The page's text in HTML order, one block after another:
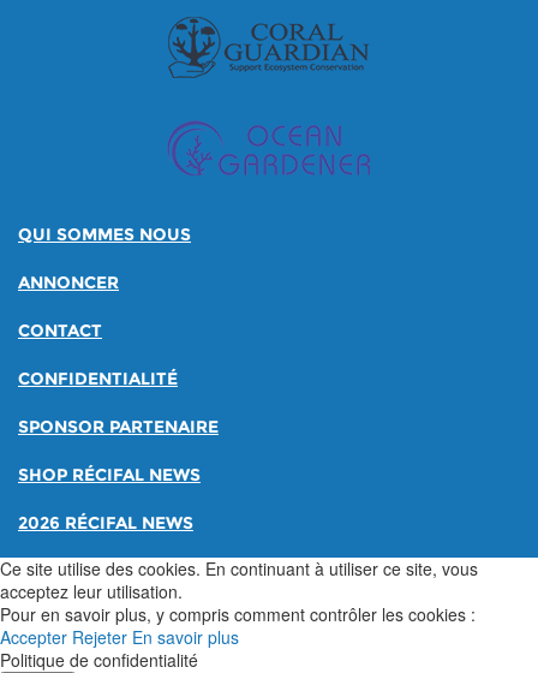
QUI SOMMES NOUS
ANNONCER
CONTACT
CONFIDENTIALITÉ
SPONSOR PARTENAIRE
SHOP RÉCIFAL NEWS
2026 RÉCIFAL NEWS
Ce site utilise des cookies. En continuant à utiliser ce site, vous
acceptez leur utilisation.
Pour en savoir plus, y compris comment contrôler les cookies :
Accepter Rejeter En savoir plus
Politique de confidentialité